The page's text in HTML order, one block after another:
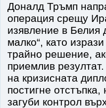
Доналд Тръмп
операция срещу
изявление в Белия
малко“, като
трайно решение,
приемлив
на кризисната
постигне
загуби контрол